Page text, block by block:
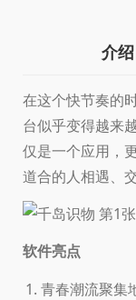
介绍
在这个快节奏的
台似乎变得越来
仅是一个应用，
道合的人相遇、
软件亮点
青春潮流聚集